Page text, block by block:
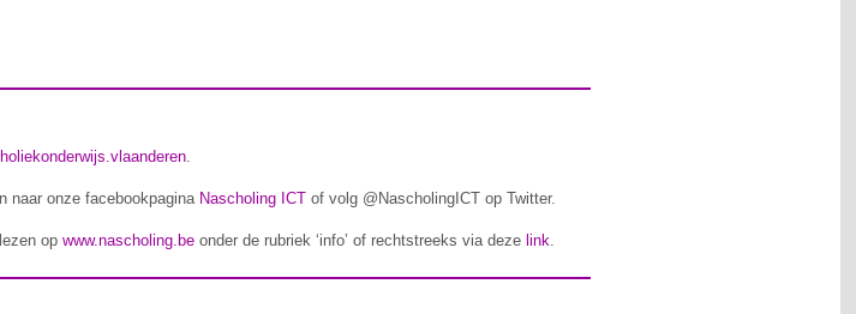
.
naar onze facebookpagina Nascholing ICT of volg @NascholingICT op Twitter.
opwww.nascholing.be onder de rubriek ‘info’ of rechtstreeks via deze link.